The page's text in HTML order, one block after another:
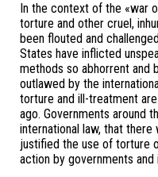
In the context of the «war
torture and other cruel,
been flouted and
States have inflicted
methods so abhorrent and
outlawed by the
torture and ill-treatment
ago. Governments around
international law, that
justified the use of torture
action by governments and